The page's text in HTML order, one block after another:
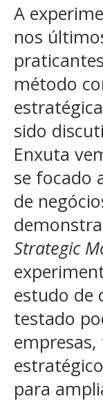
A
nos
método
sido
Enxuta
se focado
de
Strategic
estudo de
testado
para